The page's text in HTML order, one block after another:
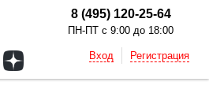
8 (495) 120-25-64
ПН-ПТ с 9:00 до 18:00
Вход Регистрация